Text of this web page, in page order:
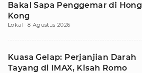
Bakal Sapa Penggemar di Hong
Kong
Lokal 8 Agustus 2026
Kuasa Gelap: Perjanjian Darah
Tayang di IMAX, Kisah Romo